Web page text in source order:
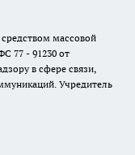
массовой
77 - 91230 от
в сфере связи,
Учредитель